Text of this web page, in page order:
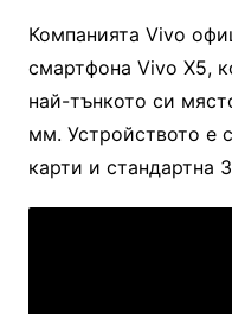
Компанията Vivo
смартфона Vivo X5,
най-тънкото си
мм. Устройството е
карти и стандартна